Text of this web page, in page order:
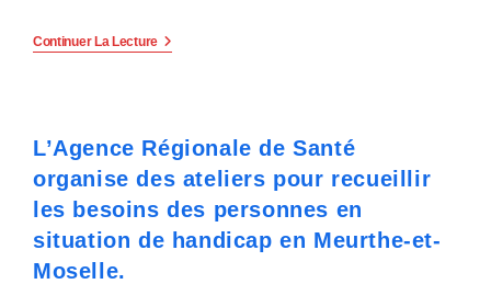
Continuer La LectureMon
Le
Spectre
De
L’autisme
:
Que
Faire
L’Agence Régionale de Santé
organise des ateliers pour recueillir
les besoins des personnes en
situation de handicap en Meurthe-et-
Moselle.